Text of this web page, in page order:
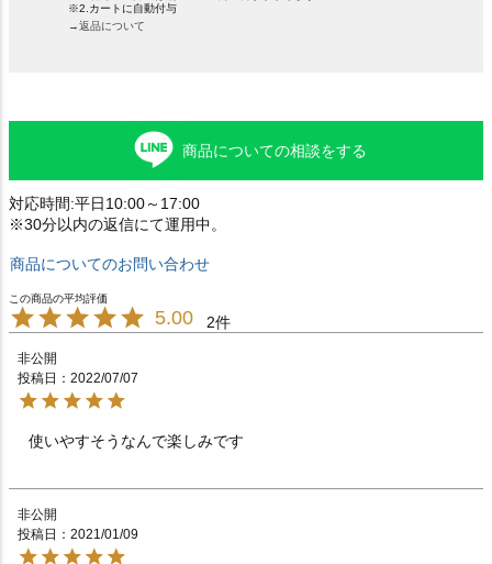
※2.カートに自動付与
→返品について
商品についての相談をする
対応時間:平日10:00～17:00
※30分以内の返信にて運用中。
商品についてのお問い合わせ
5.00 2
非公開
投稿日
2022/07/07
使いやすそうなんで楽しみです
非公開
投稿日
2021/01/09